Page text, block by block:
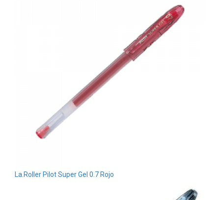
La.Roller Pilot Super Gel 0.7 Rojo